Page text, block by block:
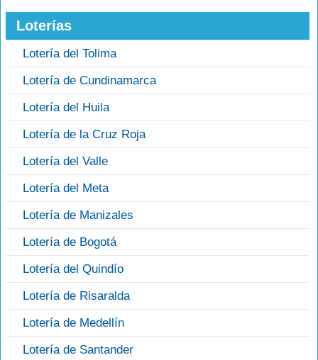
Loterías
Lotería del Tolima
Lotería de Cundinamarca
Lotería del Huila
Lotería de la Cruz Roja
Lotería del Valle
Lotería del Meta
Lotería de Manizales
Lotería de Bogotá
Lotería del Quindío
Lotería de Risaralda
Lotería de Medellín
Lotería de Santander